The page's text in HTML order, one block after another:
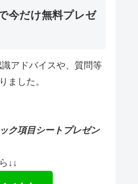
今だけ無料プレゼ
アドバイスや、質問等
ました。
ク項目シートプレゼン
↓↓